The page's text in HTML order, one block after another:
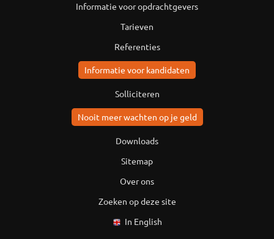
Informatie voor opdrachtgevers
Tarieven
Referenties
Informatie voor kandidaten
Solliciteren
Nooit meer wachten op je geld
Downloads
Sitemap
Over ons
Zoeken op deze site
In English